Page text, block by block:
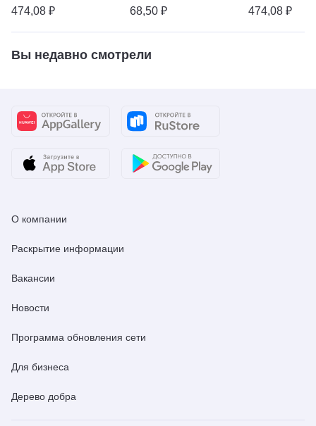
474,08 ₽ 68,50 ₽ 474,08 ₽
Вы недавно смотрели
О компании
Раскрытие информации
Вакансии
Новости
Программа обновления сети
Для бизнеса
Дерево добра